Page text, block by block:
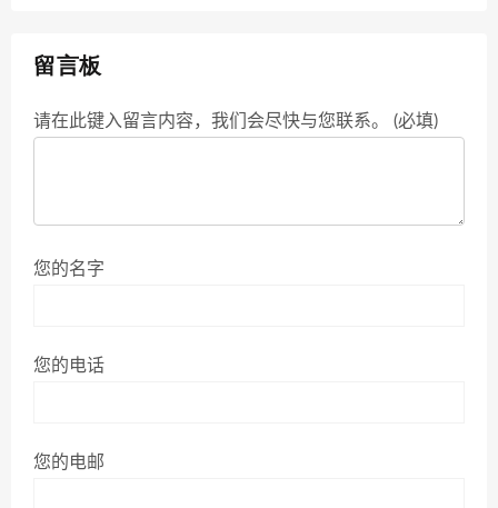
留言板
请在此键入留言内容，我们会尽快与您联系。 (必填)
您的名字
您的电话
您的电邮